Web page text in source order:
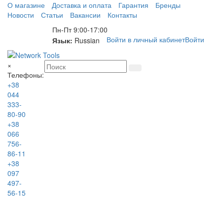
О магазине Доставка и оплата Гарантия
Бренды
Новости
Статьи Вакансии
Контакты
Пн-Пт 9:00-17:00
Язык: Russian Войти в личный кабинетВойти
×
Телефоны:
+38
044
333-
80-90
+38
066
756-
86-11
+38
097
497-
56-15